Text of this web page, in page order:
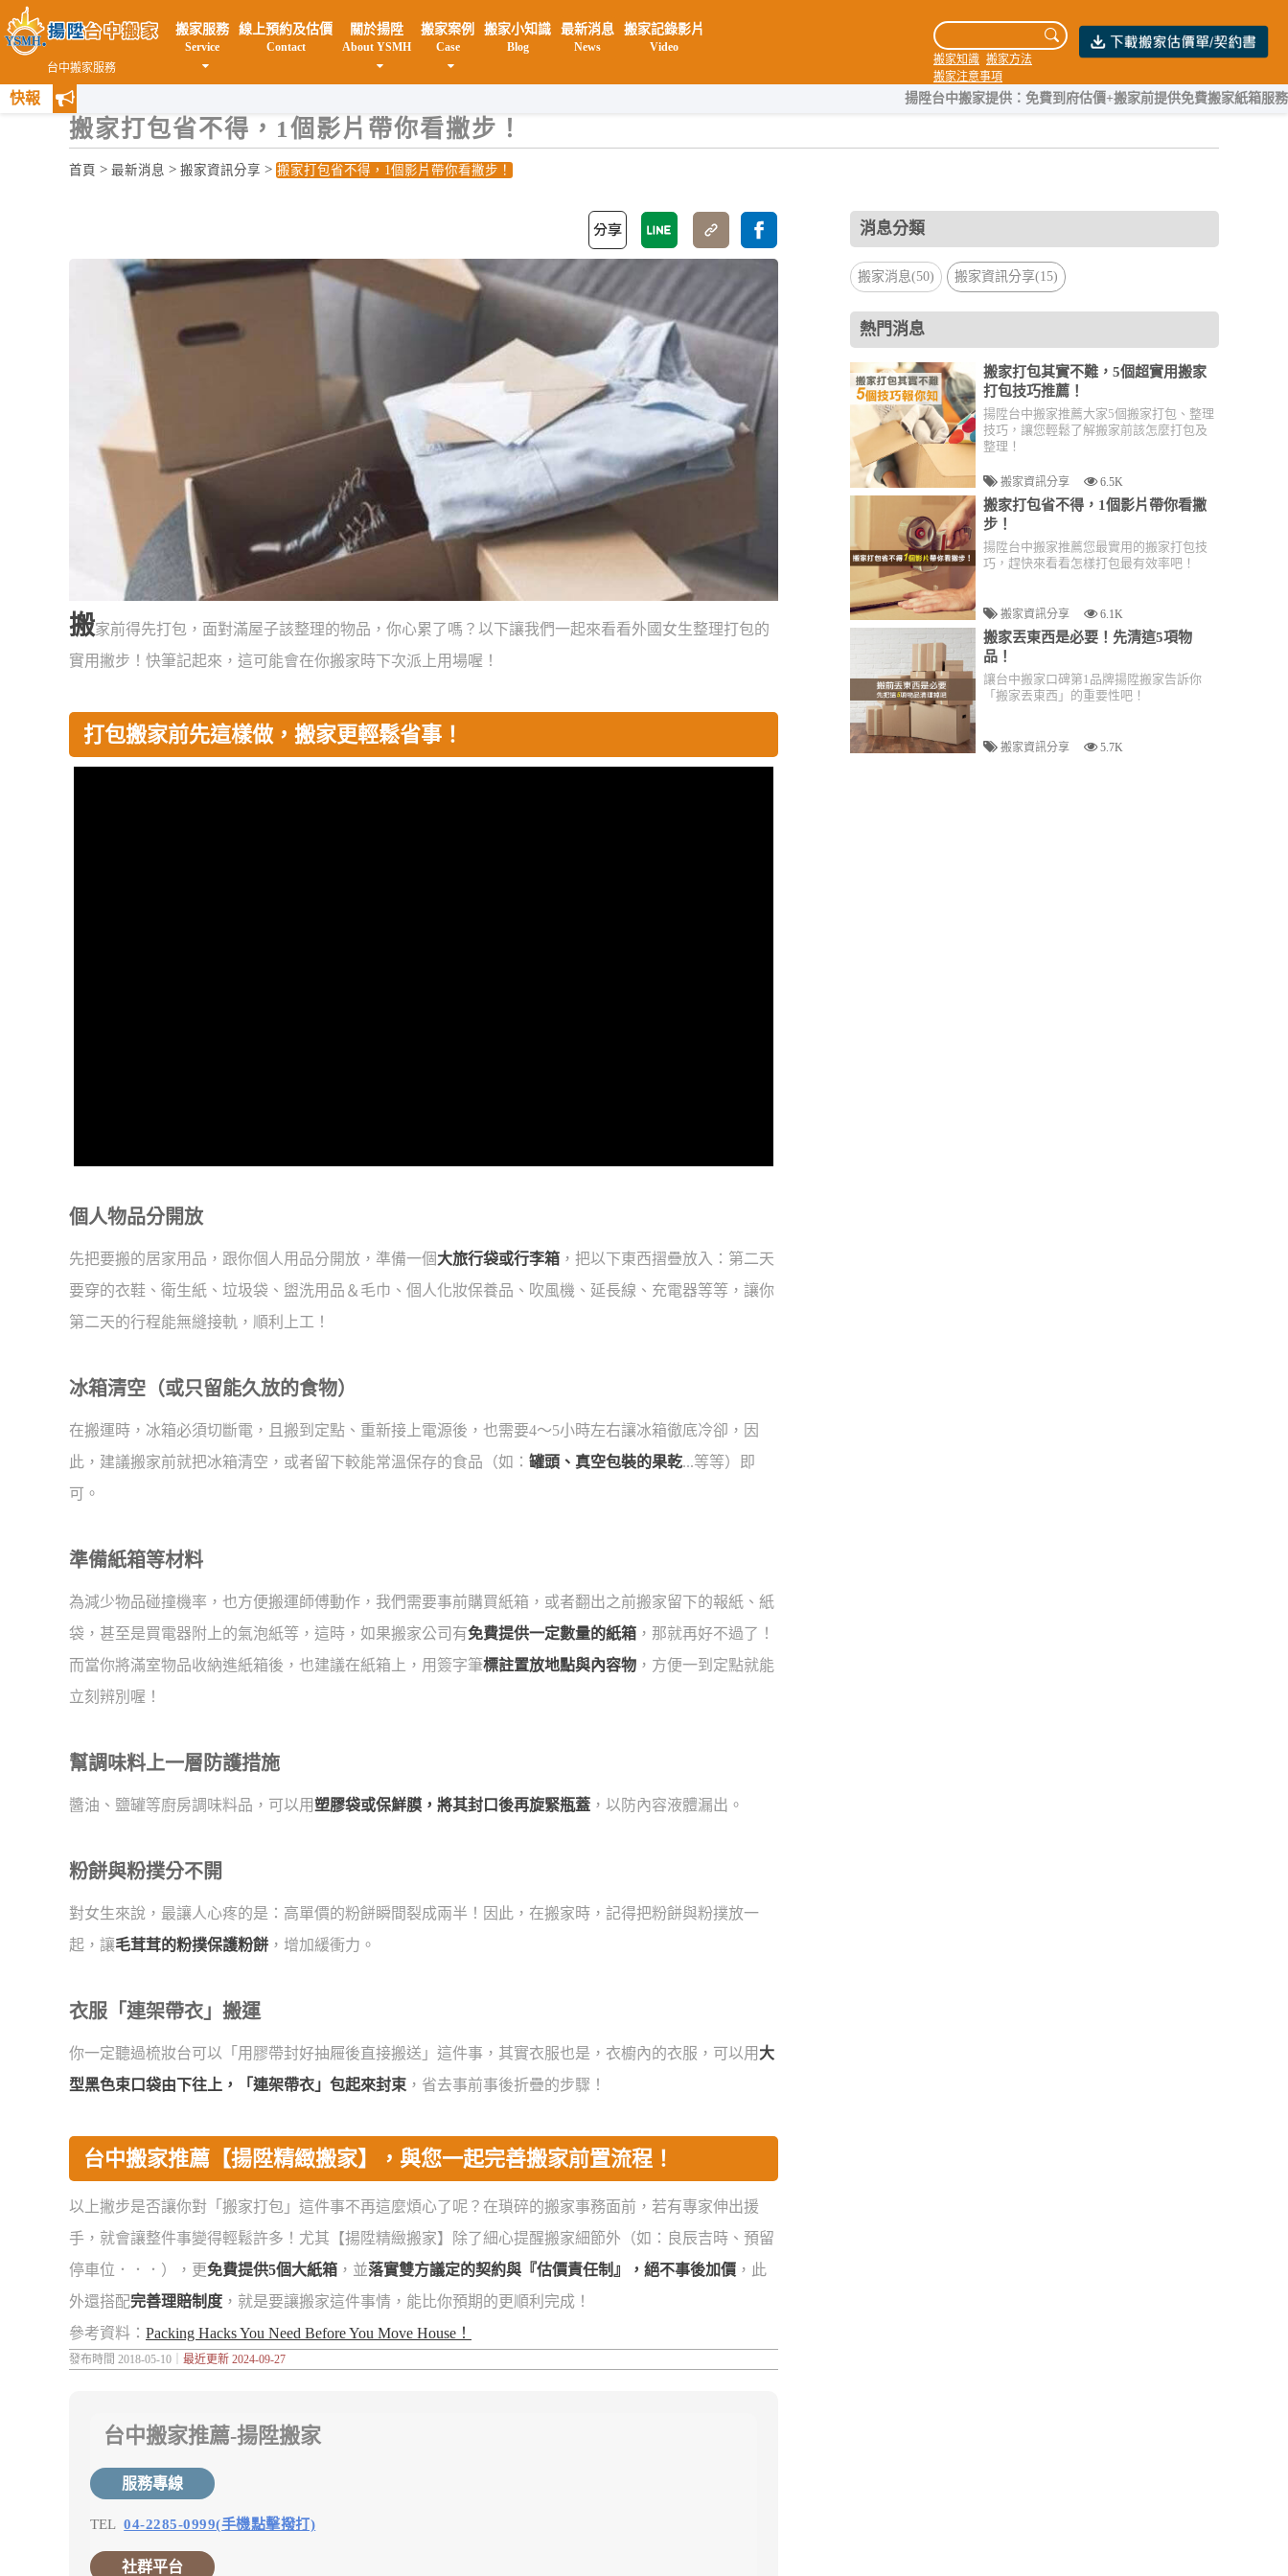
台中搬家服務
搬家知識 搬家方法
搬家注意事項
搬家服務
Service
線上預約及估價
Contact
關於揚陞
About YSMH
搬家案例
Case
搬家小知識
Blog
最新消息
News
搬家記錄影片
Video
快報 揚陞台中搬家提供：免費到府估價+搬家前提供免費搬家紙箱服務，團隊擁
搬家打包省不得，1個影片帶你看撇步！
首頁 > 最新消息 > 搬家資訊分享 > 搬家打包省不得，1個影片帶你看撇步！
搬家前得先打包，面對滿屋子該整理的物品，你心累了嗎？以下讓我們一起來看看外國女生整理打包的
實用撇步！快筆記起來，這可能會在你搬家時下次派上用場喔！
打包搬家前先這樣做，搬家更輕鬆省事！
個人物品分開放
先把要搬的居家用品，跟你個人用品分開放，準備一個 大旅行袋或行李箱 ，把以下東西摺疊放入：第二天
要穿的衣鞋、衛生紙、垃圾袋、盥洗用品＆毛巾、個人化妝保養品、吹風機、延長線、充電器等等，讓你
第二天的行程能無縫接軌，順利上工！
冰箱清空（或只留能久放的食物）
在搬運時，冰箱必須切斷電，且搬到定點、重新接上電源後，也需要4～5小時左右讓冰箱徹底冷卻，因
此，建議搬家前就把冰箱清空，或者留下較能常溫保存的食品（如： 罐頭、真空包裝的果乾...等等）即
可。
準備紙箱等材料
為減少物品碰撞機率，也方便搬運師傅動作，我們需要事前購買紙箱，或者翻出之前搬家留下的報紙、紙
袋，甚至是買電器附上的氣泡紙等，這時，如果搬家公司有免費提供一定數量的紙箱 ，那就再好不過了！
而當你將滿室物品收納進紙箱後，也建議在紙箱上，用簽字筆標註置放地點與內容物 ，方便一到定點就能
立刻辨別喔！
幫調味料上一層防護措施
醬油、鹽罐等廚房調味料品，可以用塑膠袋或保鮮膜，將其封口後再旋緊瓶蓋 ，以防內容液體漏出。
粉餅與粉撲分不開
對女生來說，最讓人心疼的是：高單價的粉餅瞬間裂成兩半！因此，在搬家時，記得把粉餅與粉撲放一
起，讓毛茸茸的粉撲保護粉餅 ，增加緩衝力。
衣服「連架帶衣」搬運
你一定聽過梳妝台可以「用膠帶封好抽屜後直接搬送」這件事，其實衣服也是，衣櫥內的衣服，可以用 大
型黑色束口袋由下往上，「連架帶衣」包起來封束 ，省去事前事後折疊的步驟！
台中搬家推薦【揚陞精緻搬家】，與您一起完善搬家前置流程！
以上撇步是否讓你對「搬家打包」這件事不再這麼煩心了呢？在瑣碎的搬家事務面前，若有專家伸出援
手，就會讓整件事變得輕鬆許多！尤其【揚陞精緻搬家】除了細心提醒搬家細節外（如：良辰吉時、預留
停車位．．．），更免費提供5個大紙箱 ，並落實雙方議定的契約與『估價責任制』，絕不事後加價 ，此
外還搭配完善理賠制度 ，就是要讓搬家這件事情，能比你預期的更順利完成！
參考資料： Packing Hacks You Need Before You Move House！
發布時間 2018-05-10｜ 最近更新 2024-09-27
台中搬家推薦-揚陞搬家
服務專線
TEL 04-2285-0999(手機點擊撥打)
社群平台
消息分類
搬家消息(50) 搬家資訊分享(15)
熱門消息
搬家打包其實不難，5個超實用搬家
打包技巧推薦！
揚陞台中搬家推薦大家5個搬家打包、整理
技巧，讓您輕鬆了解搬家前該怎麼打包及
整理！
搬家資訊分享 6.5K
搬家打包省不得，1個影片帶你看撇
步！
揚陞台中搬家推薦您最實用的搬家打包技
巧，趕快來看看怎樣打包最有效率吧！
搬家資訊分享 6.1K
搬家丟東西是必要！先清這5項物
品！
讓台中搬家口碑第1品牌揚陞搬家告訴你
「搬家丟東西」的重要性吧！
搬家資訊分享 5.7K